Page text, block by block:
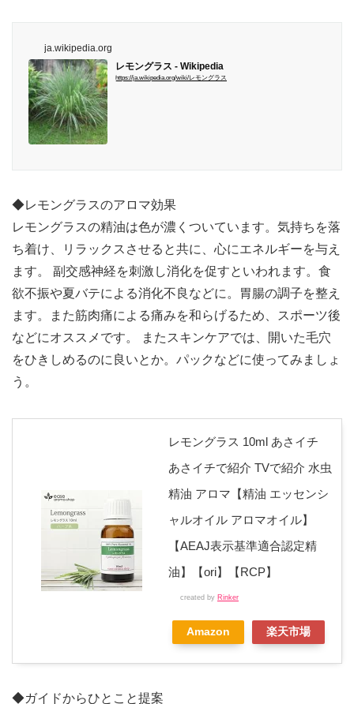
ja.wikipedia.org
レモングラス - Wikipedia
https://ja.wikipedia.org/wiki/レモングラス
◆レモングラスのアロマ効果
レモングラスの精油は色が濃くついています。気持ちを落
ち着け、リラックスさせると共に、心にエネルギーを与え
ます。 副交感神経を刺激し消化を促すといわれます。食
欲不振や夏バテによる消化不良などに。胃腸の調子を整え
ます。また筋肉痛による痛みを和らげるため、スポーツ後
などにオススメです。 またスキンケアでは、開いた毛穴
をひきしめるのに良いとか。パックなどに使ってみましょ
う。
レモングラス 10ml あさイチ
あさイチで紹介 TVで紹介 水虫
精油 アロマ【精油 エッセンシ
ャルオイル アロマオイル】
【AEAJ表示基準適合認定精
油】【ori】【RCP】
created by Rinker
Amazon 楽天市場
◆ガイドからひとこと提案